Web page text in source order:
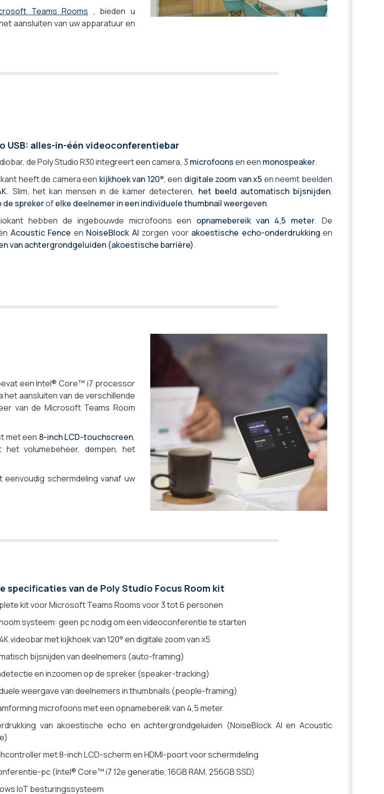
video conference materiaal
Teams Rooms , bieden u
aansluiten van uw apparatuur en
USB: alles-in-één videoconferentiebar
de Poly Studio R30 integreert een camera, 3 microfoonsen een monospeaker.
heeft de camera een kijkhoek van 120°, een digitale zoom van x5 en neemt beelden
. Slim, het kan mensen in de kamer detecteren, het beeld automatisch bijsnijden,
de sprekerofelke deelnemer in een individuele thumbnail weergeven.
hebben de ingebouwde microfoons een opnamebereik van 4,5 meter. De
Acoustic Fence en NoiseBlock AI zorgen voor akoestische echo-onderdrukking en
van achtergrondgeluiden (akoestische barrière).
een Intel® Core™ i7 processor
het aansluiten van de verschillende
van de Microsoft Teams Room
met een 8-inch LCD-touchscreen,
volumebeheer, dempen, het
schermdeling vanaf uw
specificaties van de Poly Studio Focus Room kit
kit voor Microsoft Teams Rooms voor 3 tot 6 personen
systeem: geen pc nodig om een videoconferentie te starten
videobar met kijkhoek van 120° en digitale zoom van x5
bijsnijden van deelnemers (auto-framing)
en inzoomen op de spreker (speaker-tracking)
weergave van deelnemers in thumbnails (people-framing)
microfoons met een opnamebereik van 4,5 meter
van akoestische echo en achtergrondgeluiden (NoiseBlock AI en Acoustic
met 8-inch LCD-scherm en HDMI-poort voor schermdeling
pc (Intel® Core™ i7 12e generatie, 16GB RAM, 256GB SSD)
IoT besturingssysteem